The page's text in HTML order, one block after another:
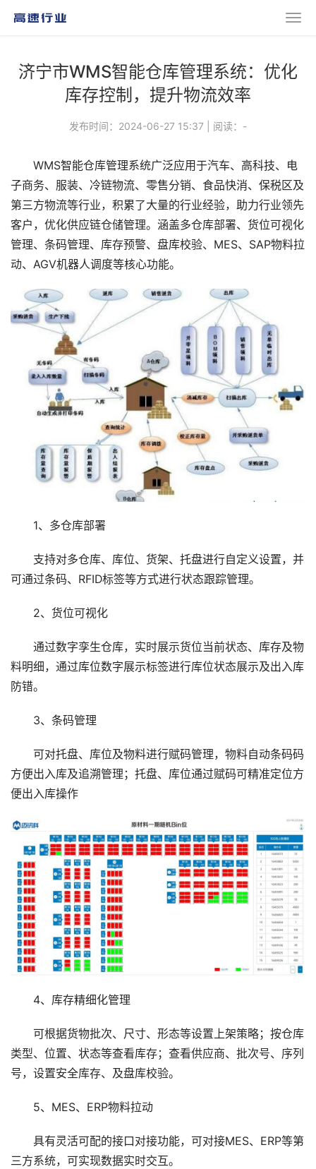
济宁市WMS智能仓库管理系统：优化
库存控制，提升物流效率
发布时间：2024-06-27 15:37 阅读： -
WMS智能仓库管理系统广泛应用于汽车、高科技、电
子商务、服装、冷链物流、零售分销、食品快消、保税区及
第三方物流等行业，积累了大量的行业经验，助力行业领先
客户，优化供应链仓储管理。涵盖多仓库部署、货位可视化
管理、条码管理、库存预警、盘库校验、MES、SAP物料拉
动、AGV机器人调度等核心功能。
1、多仓库部署
支持对多仓库、库位、货架、托盘进行自定义设置，并
可通过条码、RFID标签等方式进行状态跟踪管理。
2、货位可视化
通过数字孪生仓库，实时展示货位当前状态、库存及物
料明细，通过库位数字展示标签进行库位状态展示及出入库
防错。
3、条码管理
可对托盘、库位及物料进行赋码管理，物料自动条码码
方便出入库及追溯管理；托盘、库位通过赋码可精准定位方
便出入库操作
4、库存精细化管理
可根据货物批次、尺寸、形态等设置上架策略；按仓库
类型、位置、状态等查看库存；查看供应商、批次号、序列
号，设置安全库存、及盘库校验。
5、MES、ERP物料拉动
具有灵活可配的接口对接功能，可对接MES、ERP等第
三方系统，可实现数据实时交互。